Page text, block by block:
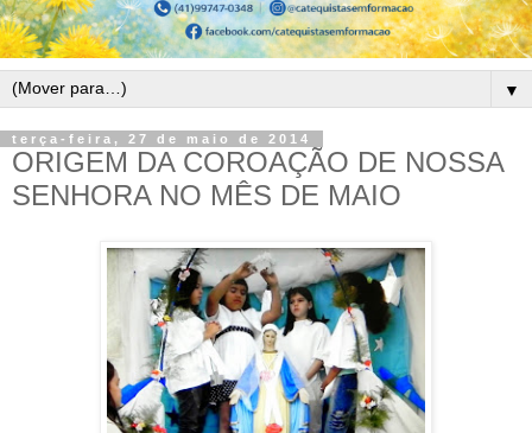
▼
terça-feira, 27 de maio de 2014
ORIGEM DA COROAÇÃO DE NOSSA
SENHORA NO MÊS DE MAIO